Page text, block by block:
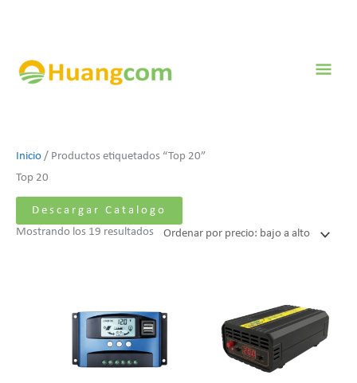
Inicio / Productos etiquetados “Top 20”
Top 20
Descargar Catalogo
Mostrando los 19 resultados
Ordenado
precio:
bajo